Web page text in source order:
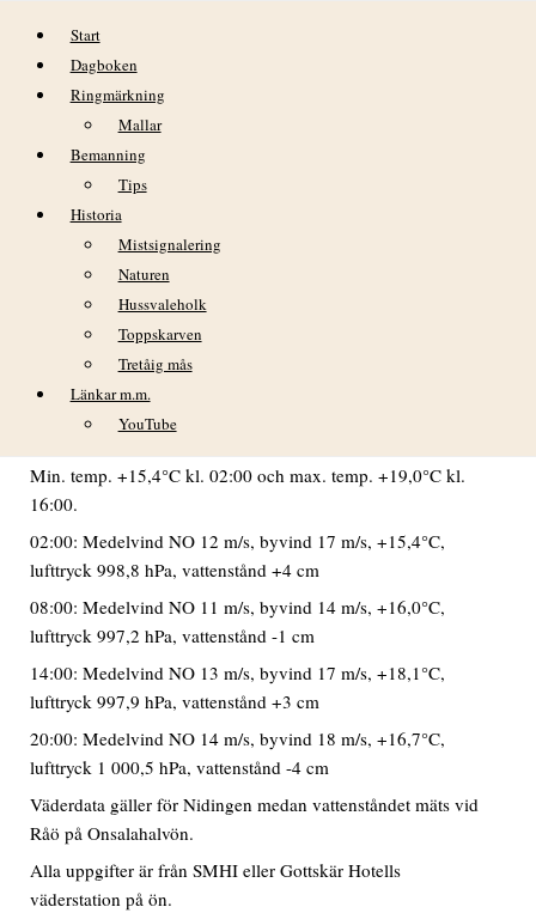
Hoppa till innehåll
Start
Dagboken
Ringmärkning
Mallar
Bemanning
Tips
Historia
Mistsignalering
Naturen
Hussvaleholk
Toppskarven
Tretåig mås
Länkar m.m.
YouTube
FREDAG 30 JUNI
VÄDER
Mulet men ”högt i tak” och mycket god sikt från gryningen
Ovanligt hård och ihållande vind för att komma från NO.
Som mest blåste det kl. 18:00 med 14,4 m/s i medelvind och
23,5 m/s i byarna.
Min. temp. +15,4°C kl. 02:00 och max. temp. +19,0°C kl.
16:00.
02:00: Medelvind NO 12 m/s, byvind 17 m/s, +15,4°C,
lufttryck 998,8 hPa, vattenstånd +4 cm
08:00: Medelvind NO 11 m/s, byvind 14 m/s, +16,0°C,
lufttryck 997,2 hPa, vattenstånd -1 cm
14:00: Medelvind NO 13 m/s, byvind 17 m/s, +18,1°C,
lufttryck 997,9 hPa, vattenstånd +3 cm
20:00: Medelvind NO 14 m/s, byvind 18 m/s, +16,7°C,
lufttryck 1 000,5 hPa, vattenstånd -4 cm
Väderdata gäller för Nidingen medan vattenståndet mäts vid
Råö på Onsalahalvön.
Alla uppgifter är från SMHI eller Gottskär Hotells
väderstation på ön.